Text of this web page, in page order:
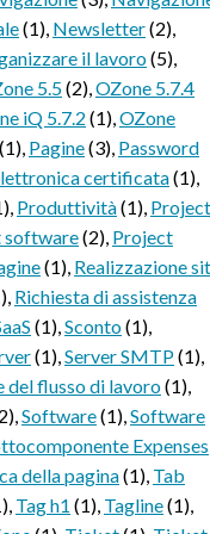
(1), Newsletter(2),
il lavoro(5),
5.5(2),OZone 5.7.4
iQ 5.7.2 (1),OZone
(1), Pagine(3), Password
certificata(1),
, Produttività(1), Project
software(2), Project
(1), Realizzazione
, Richiesta di assistenza
(1),Sconto(1),
(1),Server SMTP(1),
del flusso di lavoro(1),
,Software(1),Software
Expenses
della pagina(1), Tab
, Tag h1 (1), Tagline(1),